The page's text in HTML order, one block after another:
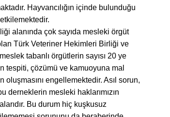
Hayvancılığın içinde bulunduğu
alanında çok sayıda mesleki örgüt
Türk Veteriner Hekimleri Birliği ve
tabanlı örgütlerin sayısı 20 ye
tespiti, çözümü ve kamuoyuna mal
engellemektedir. Asıl sorun,
derneklerin mesleki haklarımızın
Bu durum hiç kuşkusuz